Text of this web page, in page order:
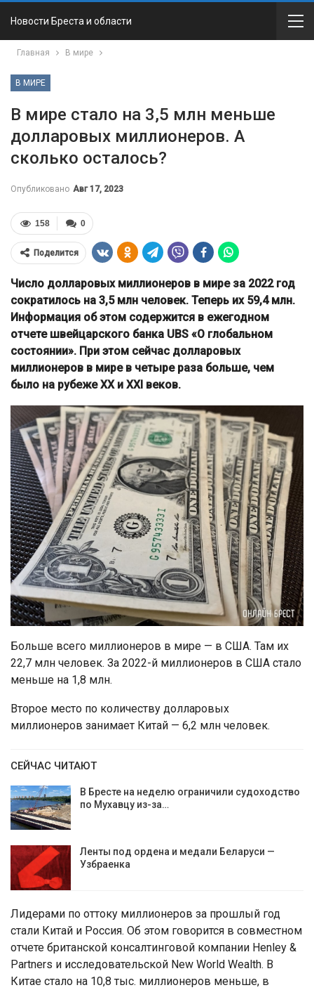
Новости Бреста и области
Главная В мире
В МИРЕ
В мире стало на 3,5 млн меньше
долларовых миллионеров. А
сколько осталось?
Опубликовано Авг 17, 2023
0
158
Поделится
Число долларовых миллионеров в мире за 2022 год
сократилось на 3,5 млн человек. Теперь их 59,4 млн.
Информация об этом содержится в ежегодном
отчете швейцарского банка UBS «О глобальном
состоянии». При этом сейчас долларовых
миллионеров в мире в четыре раза больше, чем
было на рубеже XX и XXI веков.
Больше всего миллионеров в мире — в США. Там их
22,7 млн человек. За 2022-й миллионеров в США стало
меньше на 1,8 млн.
Второе место по количеству долларовых
миллионеров занимает Китай — 6,2 млн человек.
СЕЙЧАС ЧИТАЮТ
В Бресте на неделю ограничили судоходство
по Мухавцу из-за…
Ленты под ордена и медали Беларуси —
Узбраенка
Лидерами по оттоку миллионеров за прошлый год
стали Китай и Россия. Об этом говорится в совместном
отчете британской консалтинговой компании Henley &
Partners и исследовательской New World Wealth. В
Китае стало на 10,8 тыс. миллионеров меньше, в